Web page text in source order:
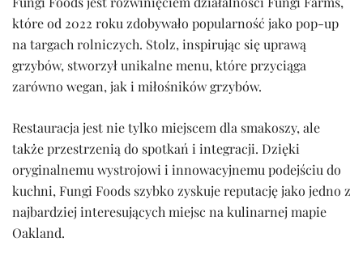
które od 2022 roku zdobywało popularność jako pop-up
na targach rolniczych. Stolz, inspirując się uprawą
grzybów, stworzył unikalne menu, które przyciąga
zarówno wegan, jak i miłośników grzybów.
Restauracja jest nie tylko miejscem dla smakoszy, ale
także przestrzenią do spotkań i integracji. Dzięki
oryginalnemu wystrojowi i innowacyjnemu podejściu do
kuchni, Fungi Foods szybko zyskuje reputację jako jedno z
najbardziej interesujących miejsc na kulinarnej mapie
Oakland.